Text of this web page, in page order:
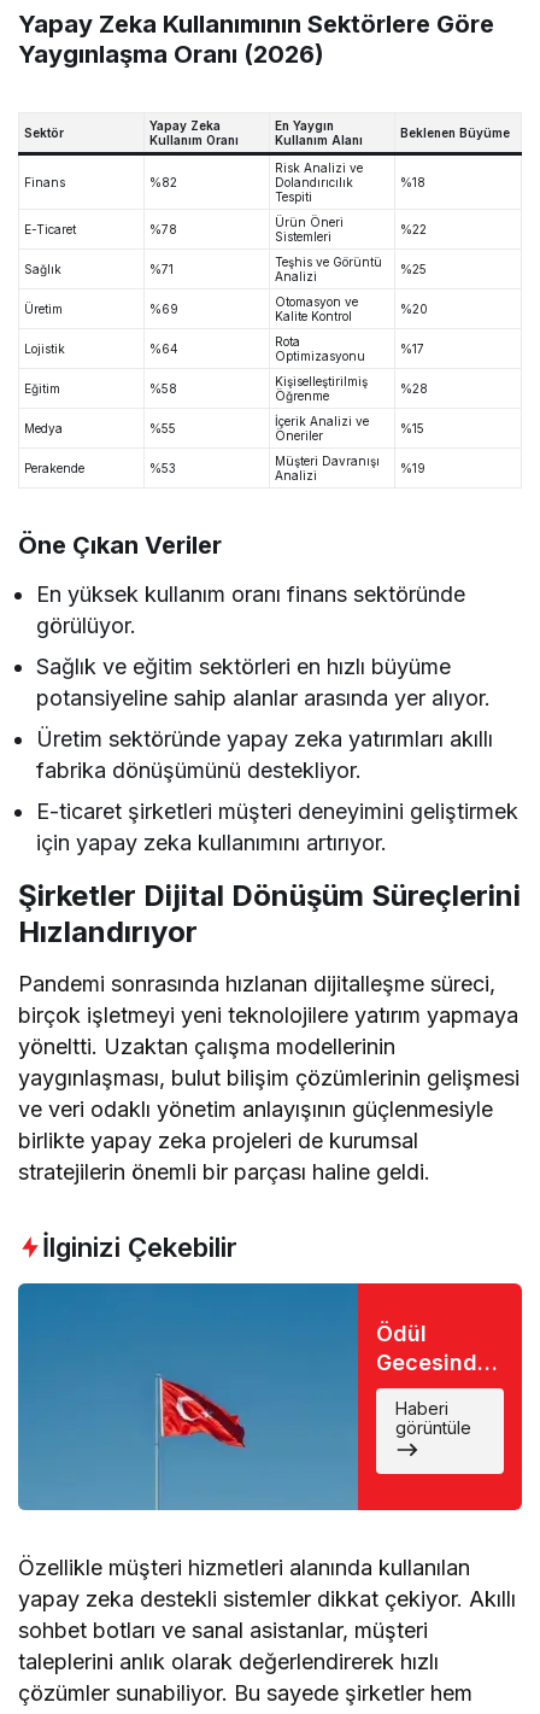
Yapay Zeka Kullanımının Sektörlere Göre
Yaygınlaşma Oranı (2026)
Sektör
Yapay Zeka
Kullanım Oranı
En Yaygın
Kullanım Alanı
Beklenen Büyüme
Finans %82
Risk Analizi ve
Dolandırıcılık
Tespiti
%18
E-Ticaret %78
Ürün Öneri
Sistemleri
%22
Sağlık %71
Teşhis ve Görüntü
Analizi
%25
Üretim %69
Otomasyon ve
Kalite Kontrol
%20
Lojistik %64
Rota
Optimizasyonu
%17
Eğitim %58
Kişiselleştirilmiş
Öğrenme
%28
Medya %55
İçerik Analizi ve
Öneriler
%15
Perakende %53
Müşteri Davranışı
Analizi
%19
Öne Çıkan Veriler
En yüksek kullanım oranı finans sektöründe
görülüyor.
Sağlık ve eğitim sektörleri en hızlı büyüme
potansiyeline sahip alanlar arasında yer alıyor.
Üretim sektöründe yapay zeka yatırımları akıllı
fabrika dönüşümünü destekliyor.
E-ticaret şirketleri müşteri deneyimini geliştirmek
için yapay zeka kullanımını artırıyor.
Şirketler Dijital Dönüşüm Süreçlerini
Hızlandırıyor
Pandemi sonrasında hızlanan dijitalleşme süreci,
birçok işletmeyi yeni teknolojilere yatırım yapmaya
yöneltti. Uzaktan çalışma modellerinin
yaygınlaşması, bulut bilişim çözümlerinin gelişmesi
ve veri odaklı yönetim anlayışının güçlenmesiyle
birlikte yapay zeka projeleri de kurumsal
stratejilerin önemli bir parçası haline geldi.
İlginizi Çekebilir
Ödül
Gecesinde
Büyük Şok:
Favori İsim
Eli Boş
Döndü
Haberi
görüntüle
Özellikle müşteri hizmetleri alanında kullanılan
yapay zeka destekli sistemler dikkat çekiyor. Akıllı
sohbet botları ve sanal asistanlar, müşteri
taleplerini anlık olarak değerlendirerek hızlı
çözümler sunabiliyor. Bu sayede şirketler hem